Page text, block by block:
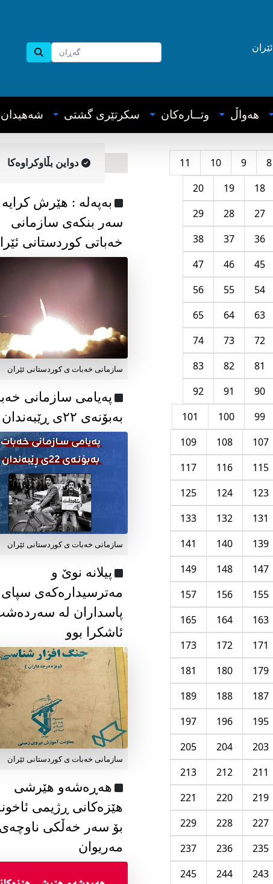
ئێران
هه‌واڵ وتــاره‌کان سکرتێری گشتی شه‌هیدان
8
9
10
11
18
19
20
27
28
29
36
37
38
45
46
47
54
55
56
63
64
65
72
73
74
81
82
83
90
91
92
99
100
101
107
108
109
115
116
117
123
124
125
131
132
133
139
140
141
147
148
149
155
156
157
163
164
165
171
172
173
179
180
181
187
188
189
195
196
197
203
204
205
211
212
213
219
220
221
227
228
229
235
236
237
243
244
245
دواین بڵاوکراوه‌کا
به‌په‌له‌ : هێرش کرایە
سەر بنکەی سازمانی
خەباتی کوردستانی
سازمانی خەبات ی کوردستانی ئێران
پەیامی سازمانی
بەبۆنەی ۲۲ی ڕێبەندان
سازمانی خەبات ی كوردستانی ئێران
پیلانە نوێ و
مەترسیدارەکەی سپای
پاسداران لە
ئاشکرا بوو
سازمانی خەبات ی كوردستانی ئێران
هەڕەشەو هێرشی
هێزەکانی ڕژیمی
بۆ سەر خەڵکی
مەریوان